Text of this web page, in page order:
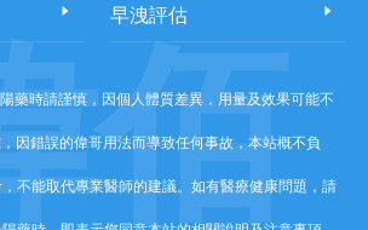
早洩評估
藥時請謹慎，因個人體質差異，用量及效果可能不
，因錯誤的偉哥用法而導致任何事故，本站概不負
，不能取代專業醫師的建議。如有醫療健康問題，請
佰